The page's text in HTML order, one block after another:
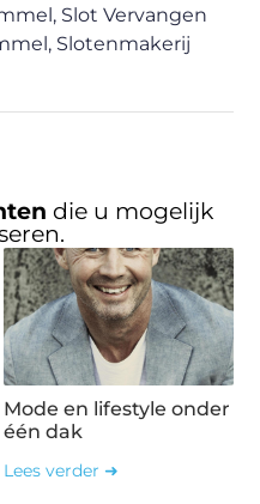
, Slot Vervangen
, Slotenmakerij
die u mogelijk
Mode en lifestyle onder
één dak
Lees verder ➜